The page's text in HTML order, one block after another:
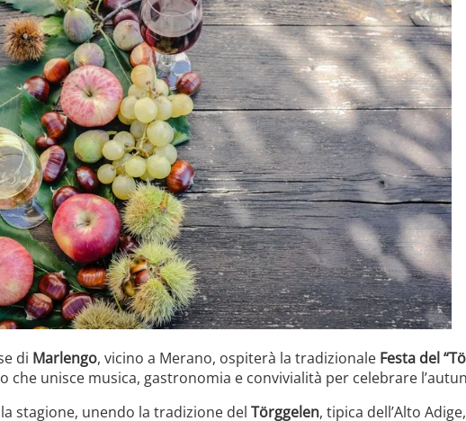
di Marlengo, vicino a Merano, ospiterà la tradizionale Festa del
che unisce musica, gastronomia e convivialità per celebrare
stagione, unendo la tradizione del Törggelen, tipica dell’Alto